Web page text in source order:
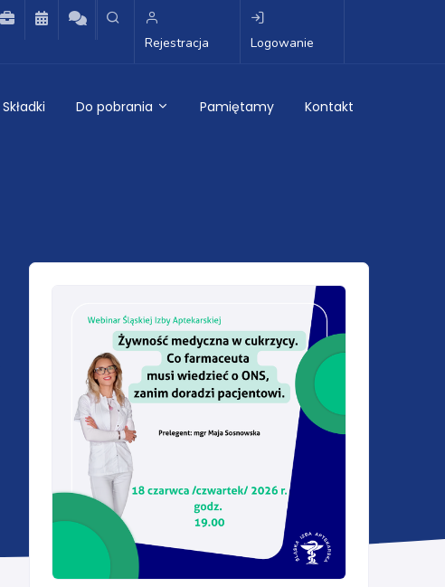
Rejestracja Logowanie
Składki Do pobrania Pamiętamy Kontakt